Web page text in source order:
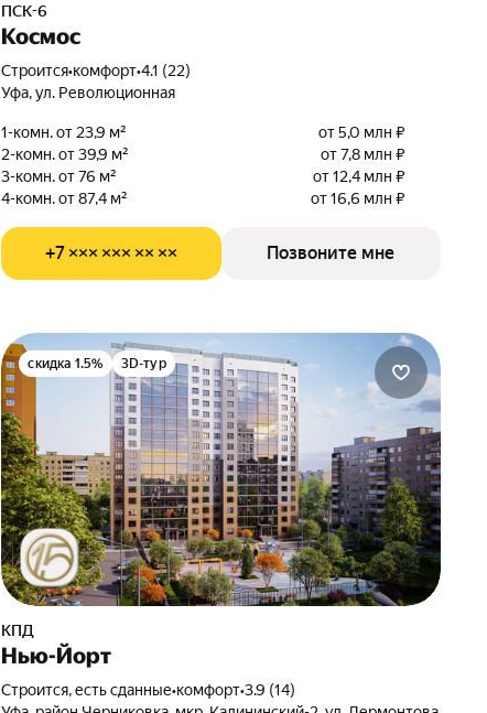
ПСК-6
Космос
Строится•комфорт•4.1 (22)
Уфа, ул. Революционная
1-комн. от 23,9 м²
от 5,0 млн ₽
2-комн. от 39,9 м²
от 7,8 млн ₽
3-комн. от 76 м²
от 12,4 млн ₽
4-комн. от 87,4 м²
от 16,6 млн ₽
+7 ××× ××× ×× ×× Позвоните мне
скидка 1.5% 3D-тур
КПД
Нью-Йорт
Строится, есть сданные•комфорт•3.9 (14)